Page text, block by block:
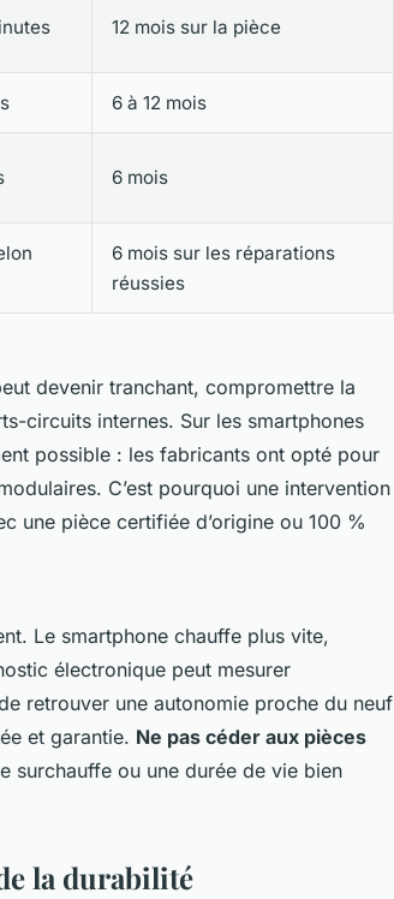
12 mois sur la pièce
6 à 12 mois
6 mois
6 mois sur les réparations
réussies
devenir tranchant, compromettre la
circuits internes. Sur les smartphones
possible : les fabricants ont opté pour
C’est pourquoi une intervention
une pièce certifiée d’origine ou 100 %
Le smartphone chauffe plus vite,
électronique peut mesurer
retrouver une autonomie proche du neuf
et garantie. Ne pas céder aux pièces
surchauffe ou une durée de vie bien
la durabilité